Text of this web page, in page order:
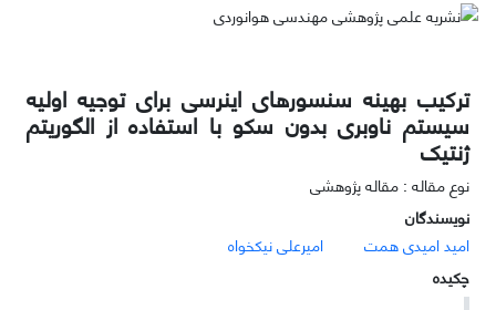
ترکیب بهینه سنسورهای اینرسی برای توجیه اولیه
سیستم ناوبری بدون سکو با استفاده از الگوریتم
ژنتیک
نوع مقاله : مقاله پژوهشی
نویسندگان
امید امیدی همت
امیرعلی نیکخواه
چکیده